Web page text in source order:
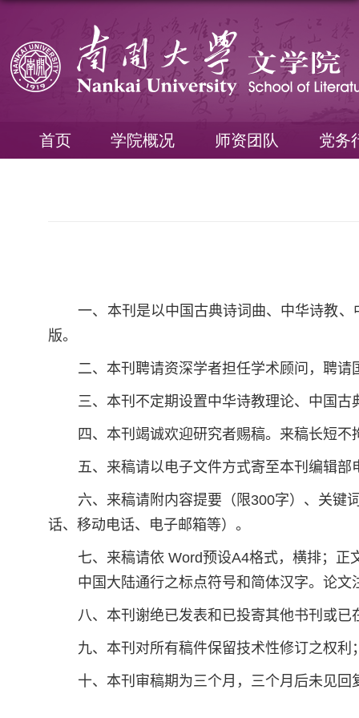
首页 学院概况 师资团队 党务
一、本刊是以中国古典诗词曲、中华诗教、
版。
二、本刊聘请资深学者担任学术顾问，聘请
三、本刊不定期设置中华诗教理论、中国古
四、本刊竭诚欢迎研究者赐稿。来稿长短
五、来稿请以电子文件方式寄至本刊编辑部
六、来稿请附内容提要 （ 限300字） 、关键
话、移动电话、电子邮箱等） 。
七、来稿请依Word预设A4格式，横排；正
中国大陆通行之标点符号和简体汉字。论文
八、本刊谢绝已发表和已投寄其他书刊或已
九、本刊对所有稿件保留技术性修订之权利
十、本刊审稿期为三个月，三个月后未见回